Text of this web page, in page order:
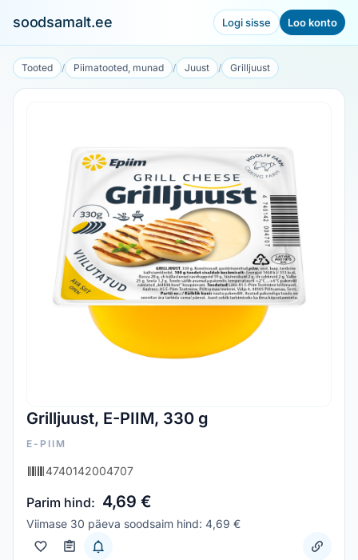
soodsamalt.ee Logi sisse Loo konto
Tooted / Piimatooted, munad / Juust / Grilljuust
Grilljuust, E-PIIM, 330 g
E-PIIM
4740142004707
Parim hind: 4,69 €
Viimase 30 päeva soodsaim hind: 4,69 €